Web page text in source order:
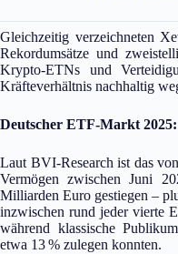
Gleichzeitig verzeichneten
Rekordumsätze und
Krypto‑ETNs und
Kräfteverhältnis nachhaltig
Deutscher ETF‑Markt
Laut BVI‑Research ist das
Vermögen zwischen Juni
Milliarden Euro gestiegen –
inzwischen rund jeder vierte
während klassische
etwa 13 % zulegen konnten.